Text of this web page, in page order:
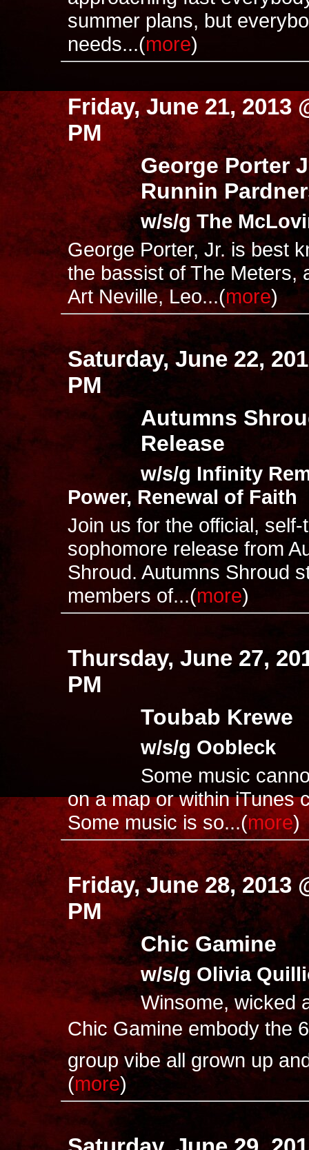
summer plans, but
needs...(more)
Friday, June 21, 2013
PM
George Porter
Runnin
w/s/g The
George Porter, Jr. is best
the bassist of The Meters,
Art Neville, Leo...(more)
Saturday, June 22,
PM
Autumns
Release
w/s/g Infinity
Power, Renewal of Faith
Join us for the official, self-
sophomore release from
Shroud. Autumns Shroud
members of...(more)
Thursday, June 27,
PM
Toubab Krewe
w/s/g Oobleck
Some music
on a map or within iTunes
Some music is so...(more)
Friday, June 28, 2013
PM
Chic Gamine
w/s/g Olivia
Winsome, wicked
Chic Gamine embody the
group vibe all grown up
(more)